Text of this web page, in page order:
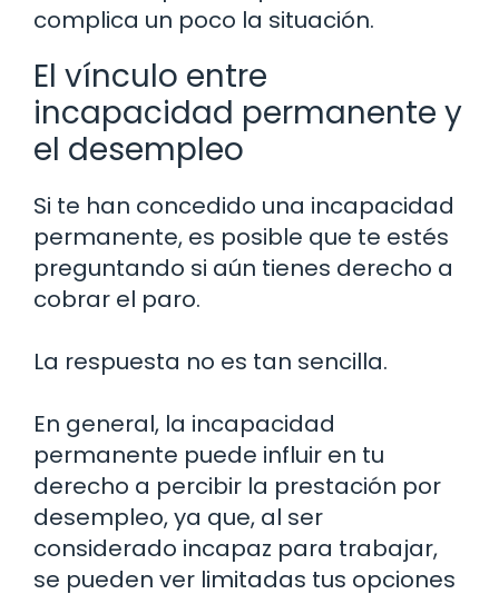
complica un poco la situación.
El vínculo entre
incapacidad permanente y
el desempleo
Si te han concedido una incapacidad
permanente, es posible que te estés
preguntando si aún tienes derecho a
cobrar el paro.
La respuesta no es tan sencilla.
En general, la incapacidad
permanente puede influir en tu
derecho a percibir la prestación por
desempleo, ya que, al ser
considerado incapaz para trabajar,
se pueden ver limitadas tus opciones